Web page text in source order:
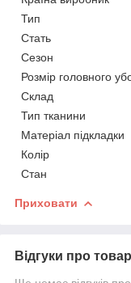
Тип
Стать
Сезон
Розмір головного
Склад
Тип тканини
Матеріал підкладки
Колір
Стан
Приховати
Відгуки про товар